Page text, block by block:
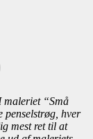
maleriet “Små
penselstrøg, hver
mest ret til at